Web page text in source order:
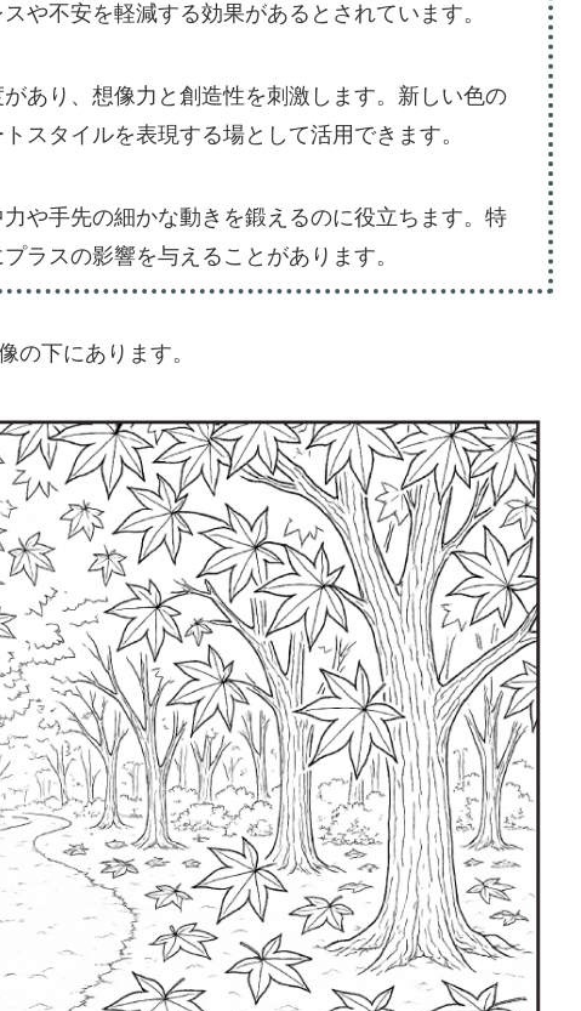
や不安を軽減する効果があるとされています。
あり、想像力と創造性を刺激します。新しい色の
スタイルを表現する場として活用できます。
や手先の細かな動きを鍛えるのに役立ちます。特
ラスの影響を与えることがあります。
の下にあります。